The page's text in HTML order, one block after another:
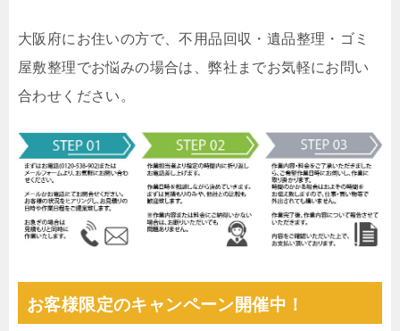
大阪府にお住いの方で、不用品回収・遺品整理・ゴミ
屋敷整理でお悩みの場合は、弊社までお気軽にお問い
合わせください。
お客様限定のキャンペーン開催中！